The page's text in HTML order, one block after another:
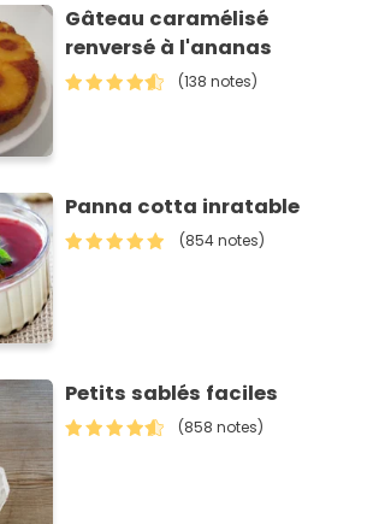
Gâteau caramélisé
renversé à l'ananas
(138 notes)
Panna cotta inratable
(854 notes)
Petits sablés faciles
(858 notes)